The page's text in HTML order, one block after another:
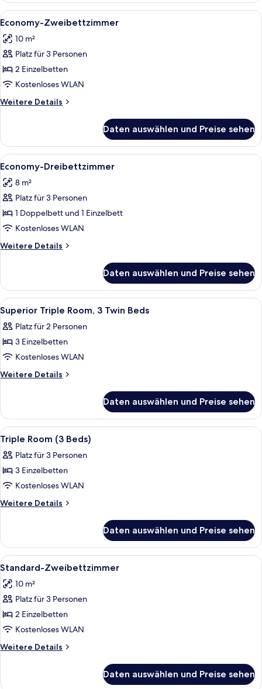
3 Einzelbetten
Alle
Fotos
für
Economy-
Zweibettzimmer
anzeigen
Ein Schlafzimmer mit einem
6
Economy-Zweibettzimmer
10 m²
Platz für 3 Personen
2 Einzelbetten
Kostenloses WLAN
Weitere Details
Weitere
Zweibettzimmer
Daten auswählen und Preise sehen
Alle
Fotos
für
Economy-
Dreibettzimmer
anzeigen
Ein Schlafzimmer mit einem
7
Economy-Dreibettzimmer
8 m²
Platz für 3 Personen
1 Doppelbett und 1 Einzelbett
Kostenloses WLAN
Weitere Details
Weitere
Dreibettzimmer
Daten auswählen und Preise sehen
Alle
Fotos
für
Superior
Triple
Room,
Beds
anzeigen
Italienische Bettbezüge von Frette,
8
Superior Triple Room, 3 Twin Beds
Platz für 2 Personen
3 Einzelbetten
Kostenloses WLAN
Weitere Details
Weitere
Triple
Room,
3
Twin
Beds
Daten auswählen und Preise sehen
Alle
Fotos
für
Triple
Room
(3
Italienische Bettbezüge von Frette,
7
Triple Room (3 Beds)
Platz für 3 Personen
3 Einzelbetten
Kostenloses WLAN
Weitere Details
Weitere
Room
(3
Beds)
Daten auswählen und Preise sehen
Alle
Fotos
für
Standard-
Zweibettzimmer
anzeigen
Ein Schlafzimmer mit einem
7
Standard-Zweibettzimmer
10 m²
Platz für 3 Personen
2 Einzelbetten
Kostenloses WLAN
Weitere Details
Weitere
Daten auswählen und Preise sehen